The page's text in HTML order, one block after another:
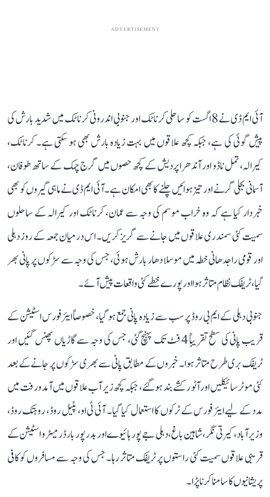
ADVERTISEMENT
آئی ایم ڈی نے 8 اگست کو ساحلی کرناٹک اور جنوبی اندرونی کرناٹک میں شدید بارش کی
پیش گوئی کی ہے، جبکہ کچھ علاقوں میں بہت زیادہ بارش بھی ہو سکتی ہے۔ کرناٹک،
کیرالہ، تمل ناڈو اور آندھرا پردیش کے کچھ حصوں میں گرج چمک کے ساتھ طوفان،
آسمانی بجلی گرنے اور تیز ہوائیں چلنے کا بھی امکان ہے۔ آئی ایم ڈی نے ماہی گیروں کو بھی
خبردار کیا ہے کہ وہ خراب موسم کی وجہ سے عمان، کرناٹک اور کیرالہ کے ساحلوں
سمیت کئی سمندری علاقوں میں جانے سے گریز کریں۔ اس درمیان جمعہ کے روز دہلی
اور قومی راجدھانی خطہ میں موسلا دھار بارش ہوئی، جس کی وجہ سے سڑکوں پر پانی بھر
گیا، ٹریفک نظام متاثر ہوا اور پورے خطے کئی واقعات پیش آئے۔
جنوبی دہلی کے ایم بی روڈ پر سب سے زیادہ پانی جمع ہو گیا، خصوصاً ایئر فورس اسٹیشن کے
قریب پانی کی سطح تقریباً 4 فٹ تک پہنچ گئی، جس کی وجہ سے گاڑیاں پھنس گئیں اور
ٹریفک بری طرح متاثر ہوا۔ خبروں کے مطابق پانی سے بھری سڑکوں پر جانے کے بعد
کئی موٹر سائیکلیں اور آٹو رکشے بند ہو گئے، جبکہ کچھ زیر آب علاقوں میں آمدورفت میں
مدد کے لیے ایئر فورس کے ٹرکوں کا استعمال کیا گیا۔ آئی ٹی او، پٹیل روڈ، روہتک روڈ،
وزیرآباد، کیرتی نگر، شاہین باغ، دہلی جے پور ہائیوے اور بدر پور بارڈر میٹرو اسٹیشن کے
قریبی علاقوں سمیت کئی راستوں پر ٹریفک متاثر رہا۔ جس کی وجہ سے مسافروں کو کافی
پریشانیوں کا سامنا کرنا پڑا۔